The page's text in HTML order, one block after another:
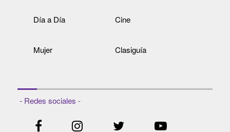
Día a Día Cine
Mujer Clasiguía
- Redes sociales -